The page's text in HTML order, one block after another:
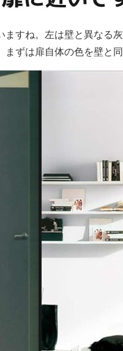
すね。左は壁と異なる
ずは扉自体の色を壁と同